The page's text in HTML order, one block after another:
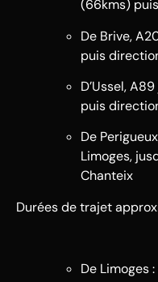
(66kms)
De Brive,
puis
D’Ussel,
puis
De
Limoges,
Chanteix
Durées de trajet
De Limoges